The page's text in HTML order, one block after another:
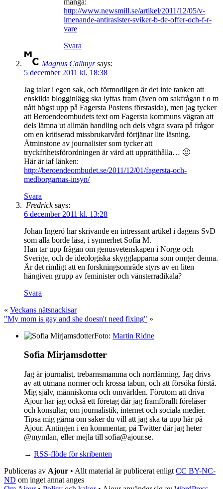
http://www.newsmill.se/artikel/2011/12/05/v-
lmenande-antirasister-sviker-b-de-offer-och-f-r-
vare
Svara
Magnus Callmyr says:
5 december 2011 kl. 18:38
Jag talar i egen sak, och förmodligen är det inte tanken att
enskilda blogginlägg ska lyftas fram (även om sakfrågan t o m
nått högst upp på Fagersta Postens förstasida), men jag tycker
att Beroendeombudets text om Fagersta kommuns vägran att
dels lämna ut allmän handling och dels vägra svara på frågor
om en kritiserad missbrukarvård förtjänar lite läsning.
Åtminstone av journalister som tycker att
tryckfrihetsförordningen är värd att upprätthålla… 🙂
Här är iaf länken:
http://beroendeombudet.se/2011/12/01/fagersta-och-
medborgarnas-insyn/
Svara
Fredrick says:
6 december 2011 kl. 13:28
Johan Ingerö har skrivande en intressant artikel i dagens SvD
som alla borde läsa, i synnerhet Sofia M.
Han tar upp frågan om genusvetenskapen i Norge och
Sverige, och de ideologiska skygglapparna som omger denna.
Är det rimligt att en forskningsområde styrs av en liten
hängiven grupp av feminister och vänsterradikala?
Svara
« Veckans nätsnackisar
"My mom is gay and she doesn't need fixing" »
Foto: Martin Ridne
Sofia Mirjamsdotter
Jag är journalist, trebarnsmamma och norrlänning. Jag drivs
av att utmana normer och krossa tabun, och att försöka förstå.
Mig själv, människorna och omvärlden. Förutom att driva
Ajour har jag också ett företag där jag framförallt föreläser
och konsultar, om journalistik, internet och sociala medier.
Tipsa mig gärna om saker du vill att jag ska ta upp här på
Ajour. Antingen i en kommentar, på Twitter där jag heter
@mymlan, eller mejla till sofia@ajour.se.
→ RSS-flöde för skribenten
Publiceras av Ajour • Allt material är publicerat enligt CC BY-NC-
ND om inget annat anges